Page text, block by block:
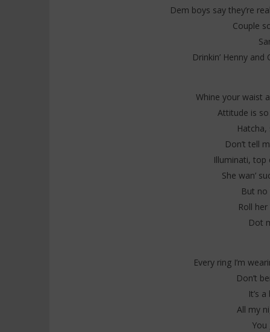
Dem boys say they’re
Couple
Drinkin’ Henny
Whine your waist
Attitude is so
Don’t tell
Illuminati, top
She wan’
But
Roll
Dot
Every ring I’m
Don’t
It’s
All my
You